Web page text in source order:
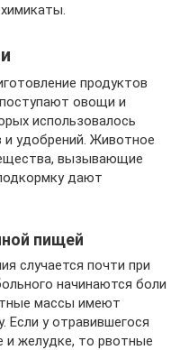
продуктов
овощи и
использовалось
удобрений. Животное
вызывающие
дают
пищей
случается почти при
начинаются боли
массы имеют
Если у отравившегося
и желудке, то рвотные